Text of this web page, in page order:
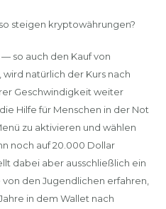
steigen kryptowährungen?
so auch den Kauf von
natürlich der Kurs nach
Geschwindigkeit weiter
Hilfe für Menschen in der Not
zu aktivieren und wählen
noch auf 20.000 Dollar
dabei aber ausschließlich ein
den Jugendlichen erfahren,
in dem Wallet nach